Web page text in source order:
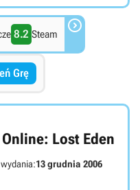
8.2 Steam 
Grę
Lost Eden
13 grudnia 2006